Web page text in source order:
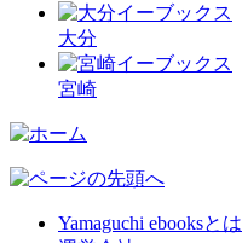
大分
宮崎
Yamaguchi ebooksとは